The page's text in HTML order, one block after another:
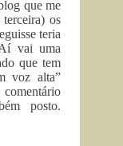
que me
os
teria
vai uma
que tem
voz alta”
posto.